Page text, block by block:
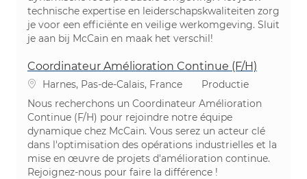
technische expertise en leiderschapskwaliteiten zorg
je voor een efficiënte en veilige werkomgeving. Sluit
je aan bij McCain en maak het verschil!
Coordinateur Amélioration Continue (F/H)
PlaatsHarnes, Pas-de-Calais, France Categorie
Productie
Nous recherchons un Coordinateur Amélioration
Continue (F/H) pour rejoindre notre équipe
dynamique chez McCain. Vous serez un acteur clé
dans l'optimisation des opérations industrielles et la
mise en œuvre de projets d'amélioration continue.
Rejoignez-nous pour faire la différence !